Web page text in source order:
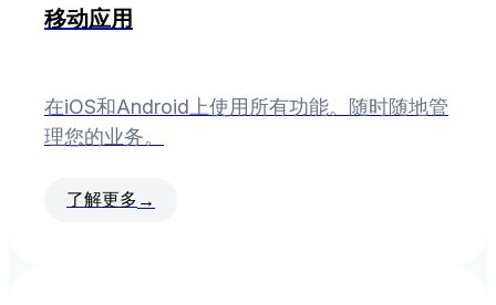
移动应用
在iOS和Android上使用所有功能。随时随地管
理您的业务。
了解更多 →